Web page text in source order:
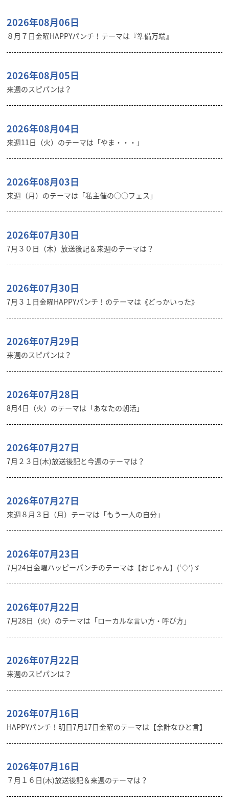
2026年08月06日
８月７日金曜HAPPYパンチ！テーマは『準備万端』
2026年08月05日
来週のスピパンは？
2026年08月04日
来週11日（火）のテーマは「やま・・・」
2026年08月03日
来週（月）のテーマは「私主催の○○フェス」
2026年07月30日
7月３０日（木）放送後記＆来週のテーマは？
2026年07月30日
7月３１日金曜HAPPYパンチ！のテーマは《どっかいった》
2026年07月29日
来週のスピパンは？
2026年07月28日
8月4日（火）のテーマは「あなたの朝活」
2026年07月27日
7月２３日(木)放送後記と今週のテーマは？
2026年07月27日
来週８月３日（月）テーマは「もう一人の自分」
2026年07月23日
7月24日金曜ハッピーパンチのテーマは【おじゃん】(‘◇’)ゞ
2026年07月22日
7月28日（火）のテーマは「ローカルな言い方・呼び方」
2026年07月22日
来週のスピパンは？
2026年07月16日
HAPPYパンチ！明日7月17日金曜のテーマは【余計なひと言】
2026年07月16日
７月１６日(木)放送後記＆来週のテーマは？